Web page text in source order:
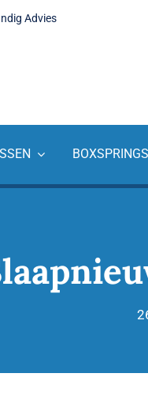
Advies
BOXSPRINGS